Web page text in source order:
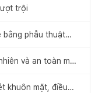
trội
bằng phẫu thuật
và an toàn mà
khuôn mặt, điều